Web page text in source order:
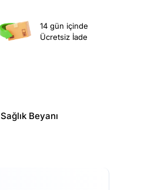
14 gün içinde
Ücretsiz İade
Sağlık Beyanı